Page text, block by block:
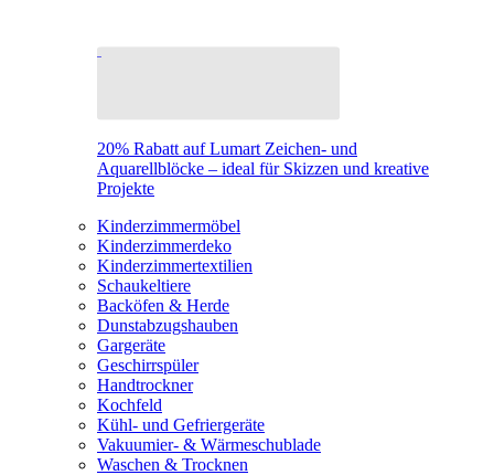
20% Rabatt auf Lumart Zeichen- und
Aquarellblöcke – ideal für Skizzen und kreative
Projekte
Kinderzimmermöbel
Kinderzimmerdeko
Kinderzimmertextilien
Schaukeltiere
Backöfen & Herde
Dunstabzugshauben
Gargeräte
Geschirrspüler
Handtrockner
Kochfeld
Kühl- und Gefriergeräte
Vakuumier- & Wärmeschublade
Waschen & Trocknen